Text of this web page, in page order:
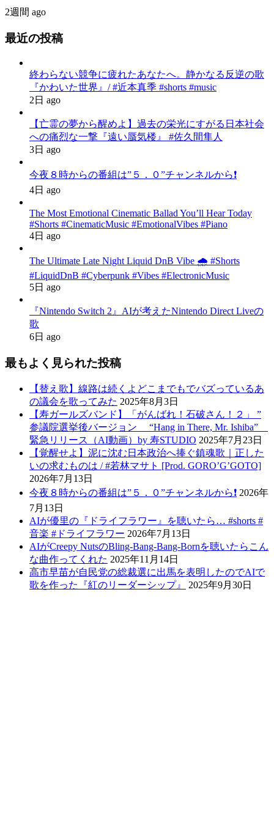
2週間 ago
最近の投稿
終わらない競争に疲れたあなたへ。静かなる反逆の歌
『かわいた世界』/ #近本真季 #shorts #music
2日 ago
【亡霊の夢から醒めよ】過去の栄光にすがる日本社会
への痛烈な一撃『遠い蜃気楼』 #佐久間隼人
3日 ago
今夜８時からの番組は”５．０”チャンネルから❗️
4日 ago
The Most Emotional Cinematic Ballad You’ll Hear Today
#Shorts #CinematicMusic #EmotionalVibes #Piano
4日 ago
The Ultimate Late Night Liquid DnB Vibe 🌧️ #Shorts
#LiquidDnB #Cyberpunk #Vibes #ElectronicMusic
5日 ago
『Nintendo Switch 2』AIが考えたNintendo Direct Liveの
歌
6日 ago
最もよく見られた投稿
【替え歌】線路は続くよどこまでもでバズっているあ
の議会を歌ってみた 2025年8月3日
【寿ガールズバンド】「がんばれ！石破さん！２」 ”
参議院選挙後バージョン “Hang in There, Mr. Ishiba”
緊急リリース（AI動画）by 寿STUDIO 2025年7月23日
【覚醒せよ】泥に沈む日本政治へ捧ぐ鎮魂歌｜正した
いの求むものは / #若林マサト [Prod. GORO’G’GOTO]
2026年7月13日
今夜８時からの番組は”５．０”チャンネルから❗️ 2026年
7月13日
AIが優里の『ドライフラワー』を聴いたら… #shorts #
音楽 #ドライフラワー 2026年7月13日
AIがCreepy NutsのBling-Bang-Bang-Bornを聴いたらこん
な曲作ってくれた 2025年11月14日
高市早苗が自民党の総裁選に出馬を表明したのでAIで
歌を作った『紅のリーダーシップ』
2025年9月30日